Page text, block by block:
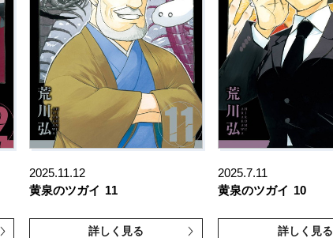
2025.11.12
黄泉のツガイ 11
詳しく見る
2025.7.11
黄泉のツガイ 10
詳しく見る